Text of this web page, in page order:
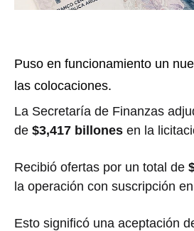
Puso en funcionamiento un
las colocaciones.
La Secretaría de Finanzas
de $3,417 billones en la
Recibió ofertas por un total de
la operación con suscripción
Esto significó una aceptación